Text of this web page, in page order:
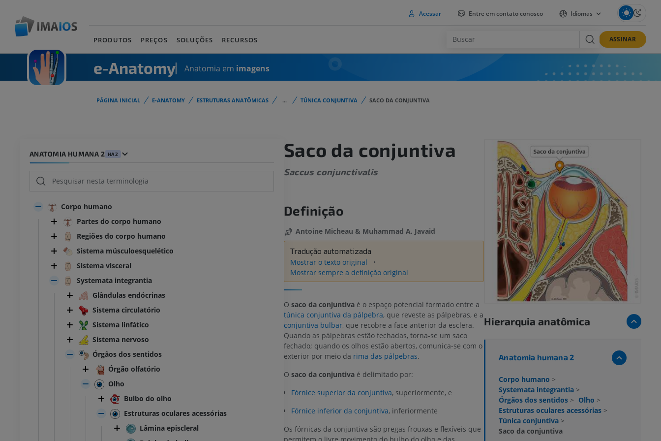
Acessar Entre em contato conosco Idiomas
PRODUTOS PREÇOS SOLUÇÕES RECURSOS ASSINAR
e-Anatomy Anatomia em imagens
PÁGINA INICIAL E-ANATOMY ESTRUTURAS ANATÔMICAS ... TÚNICA CONJUNTIVA SACO DA CONJUNTIVA
ANATOMIA HUMANA 2 HA2
Corpo humano
Partes do corpo humano
Regiões do corpo humano
Sistema músculoesquelético
Sistema visceral
Systemata integrantia
Glândulas endócrinas
Sistema circulatório
Sistema linfático
Sistema nervoso
Órgãos dos sentidos
Órgão olfatório
Olho
Bulbo do olho
Estruturas oculares acessórias
Lâmina episcleral
Saco da conjuntiva
Saccus conjunctivalis
Definição
Antoine Micheau & Muhammad A. Javaid
Tradução automatizada
Mostrar o texto original
Mostrar sempre a definição original
O saco da conjuntivaé o espaço potencial formado entre a
túnica conjuntiva da pálpebra, que reveste as pálpebras, e a
conjuntiva bulbar, que recobre a face anterior da esclera.
Quando as pálpebras estão fechadas, torna-se um saco
fechado; quando os olhos estão abertos, comunica-se com o
exterior por meio da rima das pálpebras.
O saco da conjuntivaé delimitado por:
Fórnice superior da conjuntiva, superiormente, e
Fórnice inferior da conjuntiva, inferiormente
Os fórnicas da conjuntiva são pregas frouxas e flexíveis que
Hierarquia anatômica
Anatomia humana 2
Corpo humano >
Systemata integrantia >
Órgãos dos sentidos > Olho >
Estruturas oculares acessórias >
Túnica conjuntiva >
Saco da conjuntiva